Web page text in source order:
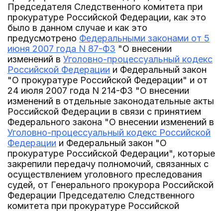
Председателя Следственного комитета при
прокуратуре Российской Федерации, как это
было в данном случае и как это
предусмотрено Федеральными законами от 5
июня 2007 года N 87-ФЗ "О внесении
изменений в Уголовно-процессуальный кодекс
Российской Федерации и Федеральный закон
"О прокуратуре Российской Федерации" и от
24 июля 2007 года N 214-ФЗ "О внесении
изменений в отдельные законодательные акты
Российской Федерации в связи с принятием
Федерального закона "О внесении изменений в
Уголовно-процессуальный кодекс Российской
Федерации и Федеральный закон "О
прокуратуре Российской Федерации", которые
закрепили передачу полномочий, связанных с
осуществлением уголовного преследования
судей, от Генерального прокурора Российской
Федерации Председателю Следственного
комитета при прокуратуре Российской